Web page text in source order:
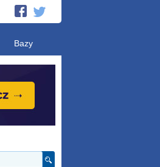
Bazy